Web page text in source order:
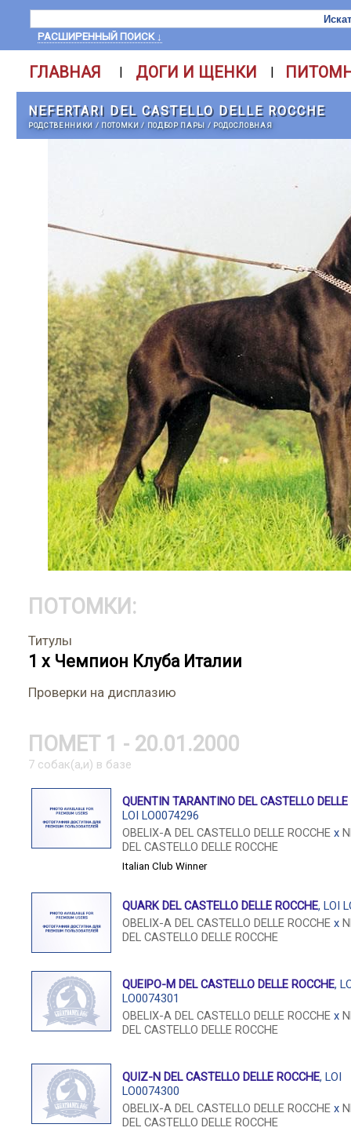
РАСШИРЕННЫЙ ПОИСК ↓
ГЛАВНАЯ | ДОГИ И ЩЕНКИ |
NEFERTARI DEL CASTELLO DELLE ROCCHE
РОДСТВЕННИКИ / ПОТОМКИ/ ПОДБОР ПАРЫ / РОДОСЛОВНАЯ
ПОТОМКИ:
Титулы
1 x Чемпион Клуба Италии
Проверки на дисплазию
ПОМЕТ 1 - 20.01.2000
7 собак(а,и) в базе
QUENTIN TARANTINO DEL CASTELLO DELLE
LOI LO0074296
OBELIX-A DEL CASTELLO DELLE ROCCHE x
DEL CASTELLO DELLE ROCCHE
Italian Club Winner
QUARK DEL CASTELLO DELLE ROCCHE, LOI
OBELIX-A DEL CASTELLO DELLE ROCCHE x
DEL CASTELLO DELLE ROCCHE
QUEIPO-M DEL CASTELLO DELLE ROCCHE,
LO0074301
OBELIX-A DEL CASTELLO DELLE ROCCHE x
DEL CASTELLO DELLE ROCCHE
QUIZ-N DEL CASTELLO DELLE ROCCHE, LOI
LO0074300
OBELIX-A DEL CASTELLO DELLE ROCCHE x
DEL CASTELLO DELLE ROCCHE